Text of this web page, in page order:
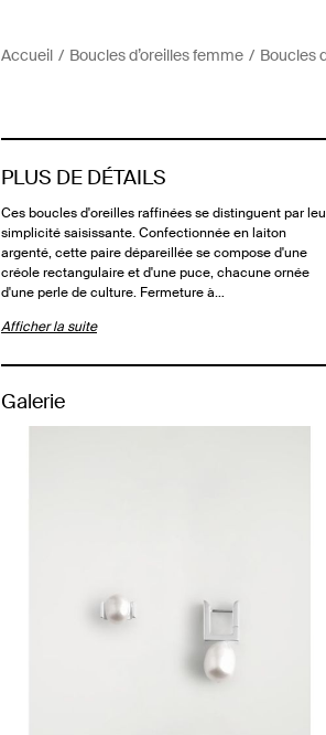
Accueil Boucles d’oreilles femme Boucles
PLUS DE DÉTAILS
Ces boucles d'oreilles raffinées se distinguent par
simplicité saisissante. Confectionnée en laiton
argenté, cette paire dépareillée se compose d'une
créole rectangulaire et d'une puce, chacune ornée
d'une perle de culture. Fermeture à…
Afficher la suite
Galerie